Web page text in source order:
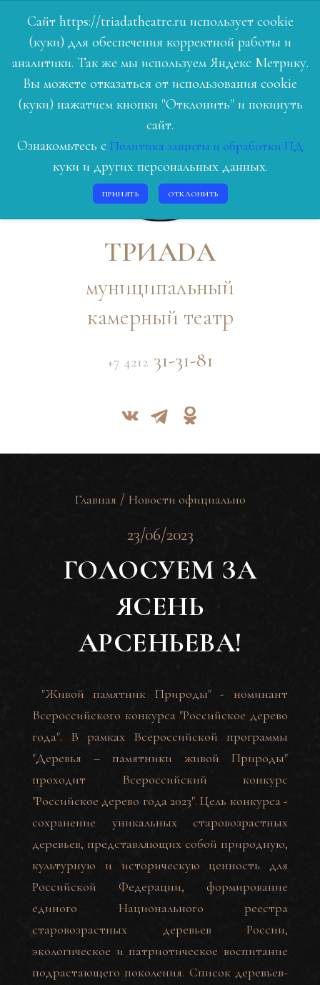
Сайт https://triadatheatre.ru использует cookie
(куки) для обеспечения корректной работы и
аналитики. Так же мы используем Яндекс Метрику.
Вы можете отказаться от использования cookie
(куки) нажатием кнопки "Отклонить" и покинуть
сайт.
Ознакомьтесь с Политика защиты и обработки ПД
куки и других персональных данных.
ПРИНЯТЬ ОТКЛОНИТЬ
ГЛАВНАЯ
РЕПЕРТУАР
О НАС
ИСТОРИЯ
ТРИАDА
муниципальный
камерный театр
+7 4212 31-31-81
Главная / Новости официально
23/06/2023
ГОЛОСУЕМ ЗА
ЯСЕНЬ
АРСЕНЬЕВА!
"Живой памятник Природы" - номинант
Всероссийского конкурса "Российское дерево
года". В рамках Всероссийской программы
"Деревья – памятники живой Природы"
проходит Всероссийский конкурс
"Российское дерево года 2023". Цель конкурса -
сохранение уникальных старовозрастных
деревьев, представляющих собой природную,
культурную и историческую ценность для
Российской Федерации, формирование
единого Национального реестра
старовозрастных деревьев России,
экологическое и патриотическое воспитание
подрастающего поколения. Список деревьев-